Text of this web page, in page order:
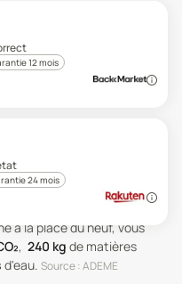
12 mois
24 mois
à la place du neuf, vous
, 240 kg de matières
d'eau. Source : ADEME